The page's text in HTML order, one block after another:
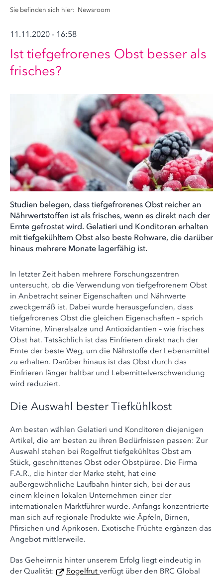
Sie befinden sich hier: Newsroom
11.11.2020 - 16:58
Ist tiefgefrorenes Obst besser als
frisches?
Studien belegen, dass tiefgefrorenes Obst reicher an
Nährwertstoffen ist als frisches, wenn es direkt nach der
Ernte gefrostet wird. Gelatieri und Konditoren erhalten
mit tiefgekühltem Obst also beste Rohware, die darüber
hinaus mehrere Monate lagerfähig ist.
In letzter Zeit haben mehrere Forschungszentren
untersucht, ob die Verwendung von tiefgefrorenem Obst
in Anbetracht seiner Eigenschaften und Nährwerte
zweckgemäß ist. Dabei wurde herausgefunden, dass
tiefgefrorenes Obst die gleichen Eigenschaften – sprich
Vitamine, Mineralsalze und Antioxidantien – wie frisches
Obst hat. Tatsächlich ist das Einfrieren direkt nach der
Ernte der beste Weg, um die Nährstoffe der Lebensmittel
zu erhalten. Darüber hinaus ist das Obst durch das
Einfrieren länger haltbar und Lebemittelverschwendung
wird reduziert.
Die Auswahl bester Tiefkühlkost
Am besten wählen Gelatieri und Konditoren diejenigen
Artikel, die am besten zu ihren Bedürfnissen passen: Zur
Auswahl stehen bei Rogelfrut tiefgekühltes Obst am
Stück, geschnittenes Obst oder Obstpüree. Die Firma
F.A.R., die hinter der Marke steht, hat eine
außergewöhnliche Laufbahn hinter sich, bei der aus
einem kleinen lokalen Unternehmen einer der
internationalen Marktführer wurde. Anfangs konzentrierte
man sich auf regionale Produkte wie Äpfeln, Birnen,
Pfirsichen und Aprikosen. Exotische Früchte ergänzen das
Angebot mittlerweile.
Das Geheimnis hinter unserem Erfolg liegt eindeutig in
der Qualität:
Rogelfrut verfügt über den BRC Global